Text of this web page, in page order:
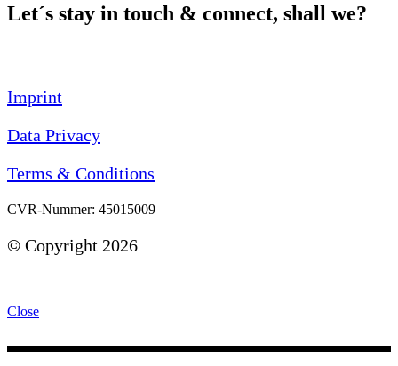
Let´s stay in touch & connect, shall we?
Imprint
Data Privacy
Terms & Conditions
CVR-Nummer: 45015009
© Copyright 2026
Close